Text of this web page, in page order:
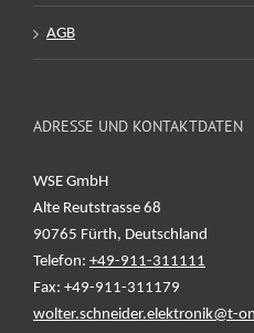
AGB
ADRESSE UND KONTAKTDATEN
WSE GmbH
Alte Reutstrasse 68
90765 Fürth, Deutschland
Telefon: +49-911-311111
Fax: +49-911-311179
wolter.schneider.elektronik@t-